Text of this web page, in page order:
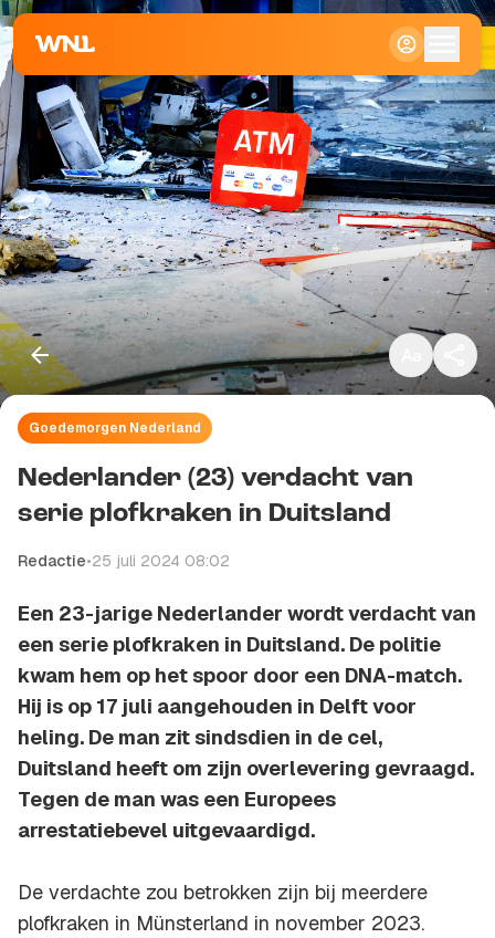
Klein
Standaard
Groot
Goedemorgen Nederland
Nederlander (23) verdacht van
serie plofkraken in Duitsland
Redactie•25 juli 2024 08:02
Een 23-jarige Nederlander wordt verdacht van
een serie plofkraken in Duitsland. De politie
kwam hem op het spoor door een DNA-match.
Hij is op 17 juli aangehouden in Delft voor
heling. De man zit sindsdien in de cel,
Duitsland heeft om zijn overlevering gevraagd.
Tegen de man was een Europees
arrestatiebevel uitgevaardigd.
De verdachte zou betrokken zijn bij meerdere
plofkraken in Münsterland in november 2023.